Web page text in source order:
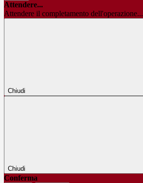
Attendere...
Attendere il completamento dell'operazione...
Chiudi
Chiudi
Conferma